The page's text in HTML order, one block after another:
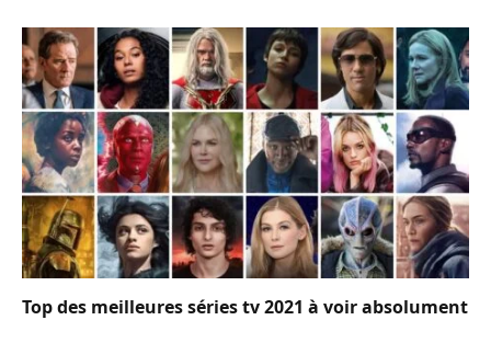
Top des meilleures séries tv 2021 à voir absolument